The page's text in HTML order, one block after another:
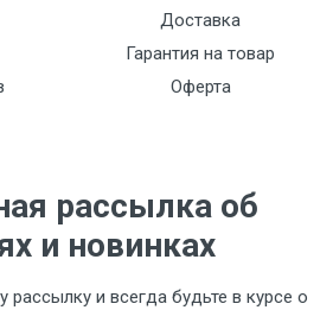
Доставка
Гарантия на товар
Оферта
рассылка об
и новинках
рассылку и всегда будьте в курсе о